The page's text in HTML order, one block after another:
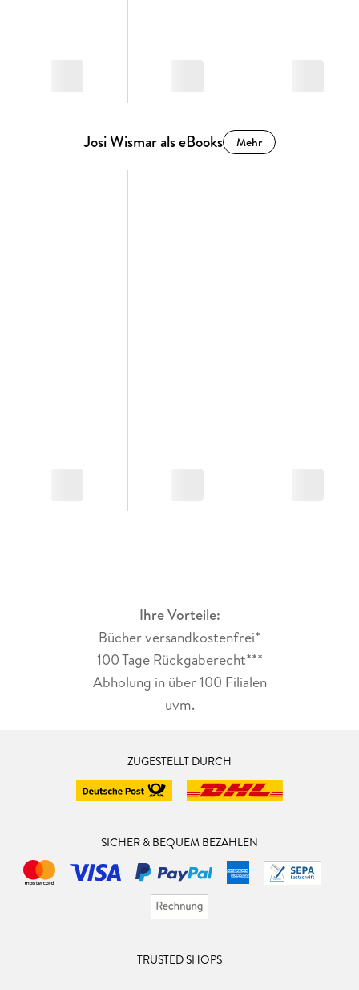
Josi Wismar als eBooks Mehr
Ihre Vorteile:
Bücher versandkostenfrei*
100 Tage Rückgaberecht***
Abholung in über 100 Filialen
uvm.
ZUGESTELLT DURCH
SICHER & BEQUEM BEZAHLEN
TRUSTED SHOPS